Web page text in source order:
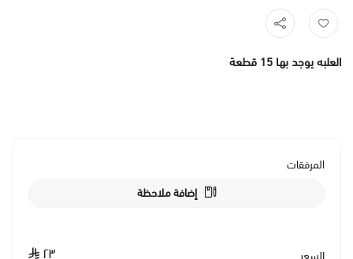
العلبه يوجد بها 15 قطعة
المرفقات
إضافة ملاحظة
السعر ٢٣